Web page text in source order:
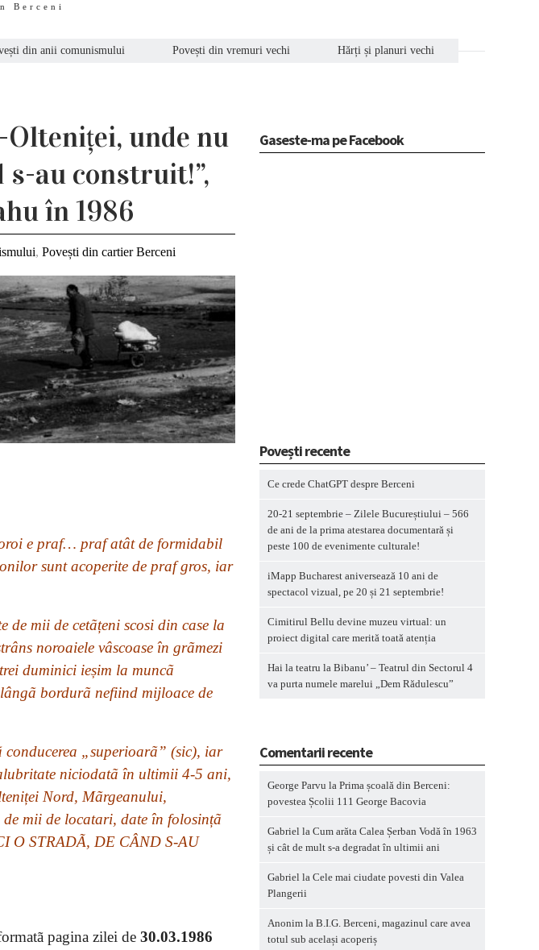
Berceni
din anii comunismului Povești din vremuri vechi Hărți și planuri vechi
unde nu
au construit!”,
în 1986
,Povești din cartier Berceni
e praf… praf atât de formidabil
sunt acoperite de praf gros, iar
de mii de cetãțeni scosi din case la
noroaiele vâscoase în grãmezi
duminici ieșim la muncã
bordurã nefiind mijloace de
conducerea „superioarã” (sic), iar
niciodatã în ultimii 4-5 ani,
Nord, Mãrgeanului,
mii de locatari, date în folosințã
O STRADÃ, DE CÂND S-AU
pagina zilei de30.03.1986
Gaseste-ma pe Facebook
Povești recente
Ce crede ChatGPT despre Berceni
20-21 septembrie – Zilele Bucureștiului – 566
de ani de la prima atestarea documentară și
peste 100 de evenimente culturale!
iMapp Bucharest aniversează 10 ani de
spectacol vizual, pe 20 și 21 septembrie!
Cimitirul Bellu devine muzeu virtual: un
proiect digital care merită toată atenția
Hai la teatru la Bibanu’ – Teatrul din Sectorul 4
va purta numele marelui „Dem Rădulescu”
Comentarii recente
George Parvu la Prima școală din Berceni:
povestea Școlii 111 George Bacovia
Gabriel la Cum arăta Calea Șerban Vodă în 1963
și cât de mult s-a degradat în ultimii ani
Gabriel la Cele mai ciudate povesti din Valea
Plangerii
Anonim la B.I.G. Berceni, magazinul care avea
totul sub același acoperiș